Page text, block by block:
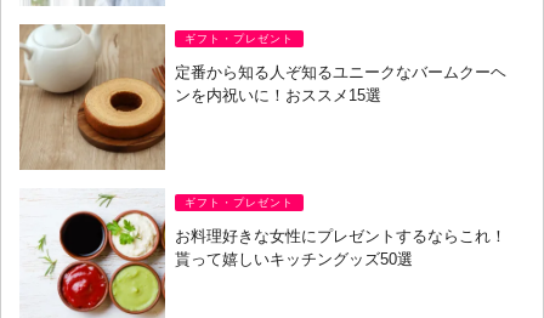
ギフト・プレゼント
定番から知る人ぞ知るユニークなバームクーヘ
ンを内祝いに！おススメ15選
ギフト・プレゼント
お料理好きな女性にプレゼントするならこれ！
貰って嬉しいキッチングッズ50選